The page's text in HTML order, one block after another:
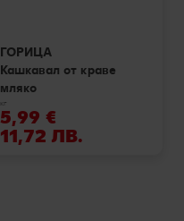
ГОРИЦА
Кашкавал от краве
мляко
кг
5,99 €
11,72 ЛВ.